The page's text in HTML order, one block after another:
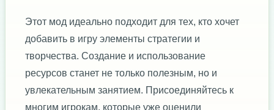
Этот мод идеально подходит для тех, кто хочет
добавить в игру элементы стратегии и
творчества. Создание и использование
ресурсов станет не только полезным, но и
увлекательным занятием. Присоединяйтесь к
многим игрокам, которые уже оценили